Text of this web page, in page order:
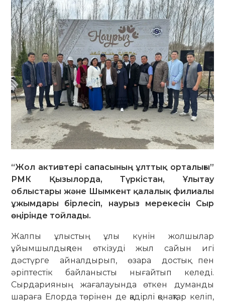
“Жол активтері сапасының ұлттық орталығы”
РМК Қызылорда, Түркістан, Ұлытау
облыстары және Шымкент қалалық филиалы
ұжымдары бірлесіп, наурыз мерекесін Сыр
өңірінде тойлады.
Жалпы ұлыстың ұлы күнін жолшылар
ұйымшылдықпен өткізуді жыл сайын игі
дәстүрге айналдырып, өзара достық пен
әріптестік байланысты нығайтып келеді.
Сырдарияның жағалауында өткен думанды
шараға Елорда төрінен де қадірлі қонақтар келіп,